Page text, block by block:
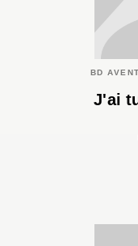
BD
J'ai